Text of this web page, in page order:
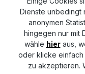
Dienste unbedingt
anonymen
hingegen nur mit
wähle hieraus,
oder klicke einfach
zu akzeptieren.